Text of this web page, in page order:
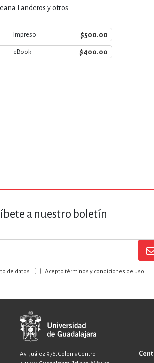
Ileana Landeros y otros
Impreso $500.00
eBook $400.00
a nuestro boletín
de datos Acepto términos y condiciones de uso
Av. Juárez 976, Colonia Centro